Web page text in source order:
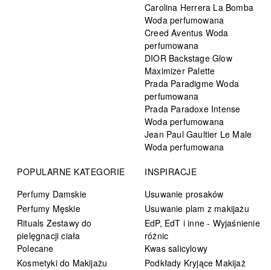
Carolina Herrera La Bomba
Woda perfumowana
Creed Aventus Woda
perfumowana
DIOR Backstage Glow
Maximizer Palette
Prada Paradigme Woda
perfumowana
Prada Paradoxe Intense
Woda perfumowana
Jean Paul Gaultier Le Male
Woda perfumowana
POPULARNE KATEGORIE
Perfumy Damskie
Perfumy Męskie
Rituals Zestawy do
pielęgnacji ciała
Polecane
Kosmetyki do Makijażu
INSPIRACJE
Usuwanie prosaków
Usuwanie plam z makijażu
EdP, EdT i inne - Wyjaśnienie
różnic
Kwas salicylowy
Podkłady Kryjące Makijaż